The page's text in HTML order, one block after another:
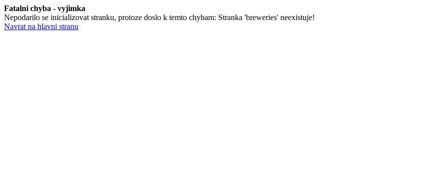
Fatalni chyba - vyjimka
Nepodarilo se inicializovat stranku, protoze doslo k temto chybam: Stranka 'breweries' neexistuje!
Navrat na hlavni stranu